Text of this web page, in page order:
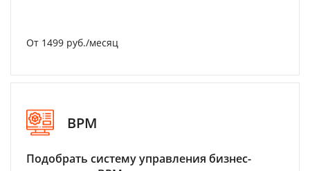
От 1499 руб./месяц
BPM
Подобрать систему управления бизнес-